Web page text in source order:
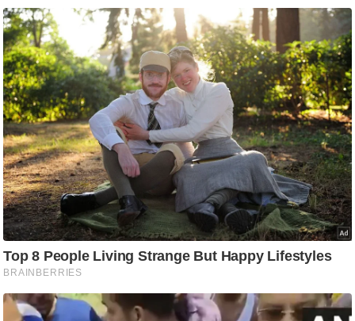
.
आ
ई
.
चा
य
प
र
स
मी
क्षा
ध
र्म
ज्यो
ति